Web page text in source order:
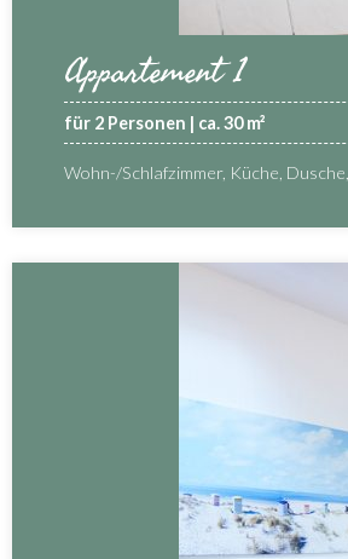
Appartement 1
für 2 Personen | ca. 30 m²
Wohn-/Schlafzimmer, Küche,